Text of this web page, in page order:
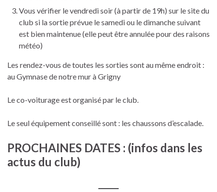
Vous vérifier le vendredi soir (à partir de 19h) sur le site du
club si la sortie prévue le samedi ou le dimanche suivant
est bien maintenue (elle peut être annulée pour des raisons
météo)
Les rendez-vous de toutes les sorties sont au même endroit :
au Gymnase de notre mur à Grigny
Le co-voiturage est organisé par le club.
Le seul équipement conseillé sont : les chaussons d’escalade.
PROCHAINES DATES : (infos dans les
actus du club)